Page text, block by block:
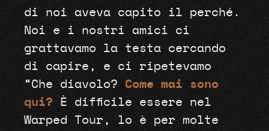
di noi aveva capito il perché.
Noi e i nostri amici ci
grattavamo la testa cercando
di capire, e ci ripetevamo
“Che diavolo? Come mai sono
qui? È difficile essere nel
Warped Tour, lo è per molte